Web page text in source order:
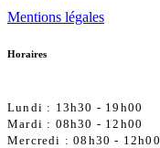
Mentions légales
Horaires
Lundi : 13h30 - 19h00
Mardi : 08h30 - 12h00
Mercredi :08h30 - 12h00